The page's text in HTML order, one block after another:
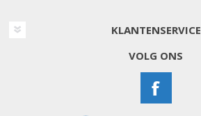
KLANTENSERVICE
VOLG ONS